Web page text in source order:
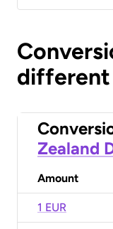
different
Zealand
Amount
1 EUR